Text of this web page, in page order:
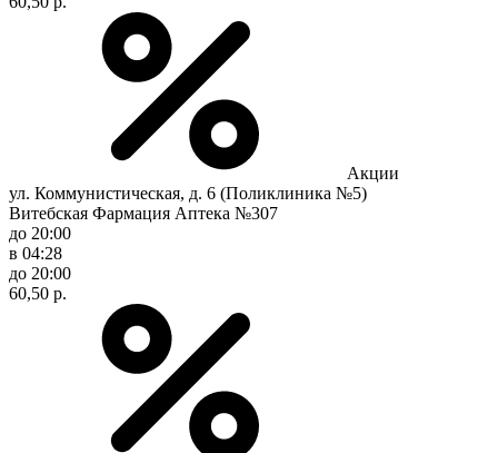
Акции
ул. Коммунистическая, д. 6 (Поликлиника №5)
Витебская Фармация Аптека №307
до 20:00
в 04:28
до 20:00
60,50 р.